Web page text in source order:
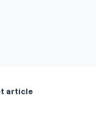
article